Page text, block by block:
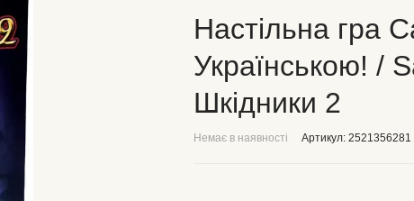
Настільна гра
Українською! /
Шкідники 2
Немає в наявності Артикул: 2521356281